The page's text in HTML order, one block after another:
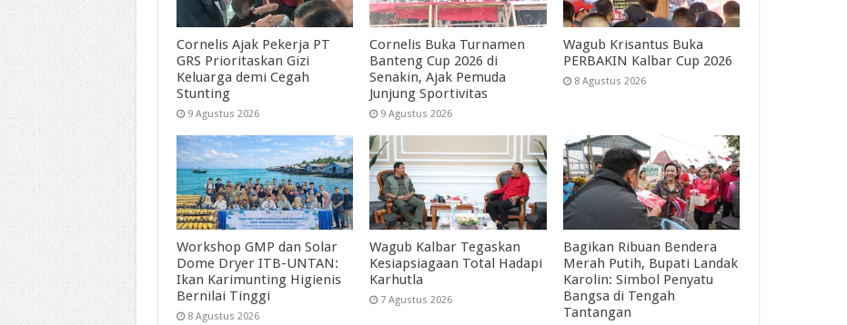
Cornelis Ajak Pekerja PT
GRS Prioritaskan Gizi
Keluarga demi Cegah
Stunting
9 Agustus 2026
Cornelis Buka Turnamen
Banteng Cup 2026 di
Senakin, Ajak Pemuda
Junjung Sportivitas
9 Agustus 2026
Wagub Krisantus Buka
PERBAKIN Kalbar Cup 2026
8 Agustus 2026
Workshop GMP dan Solar
Dome Dryer ITB-UNTAN:
Ikan Karimunting Higienis
Bernilai Tinggi
8 Agustus 2026
Wagub Kalbar Tegaskan
Kesiapsiagaan Total Hadapi
Karhutla
7 Agustus 2026
Bagikan Ribuan Bendera
Merah Putih, Bupati Landak
Karolin: Simbol Penyatu
Bangsa di Tengah
Tantangan